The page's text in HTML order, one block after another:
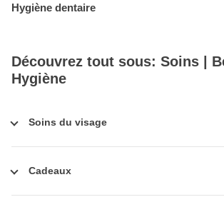
Hygiène dentaire
Découvrez tout sous: Soins |
Hygiène
Soins du visage
Cadeaux